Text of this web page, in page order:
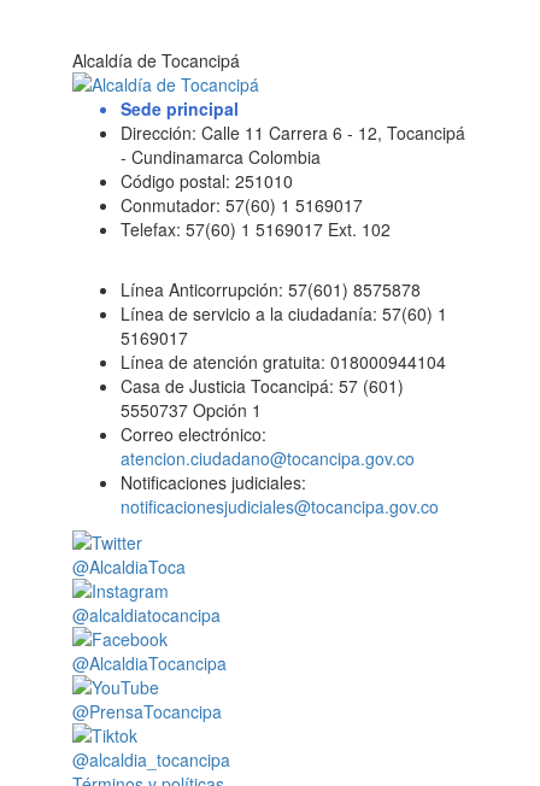
Alcaldía de Tocancipá
Sede principal
Dirección: Calle 11 Carrera 6 - 12, Tocancipá
- Cundinamarca Colombia
Código postal: 251010
Conmutador: 57(60) 1 5169017
Telefax: 57(60) 1 5169017 Ext. 102
Línea Anticorrupción: 57(601) 8575878
Línea de servicio a la ciudadanía: 57(60) 1
5169017
Línea de atención gratuita: 018000944104
Casa de Justicia Tocancipá: 57 (601)
5550737 Opción 1
Correo electrónico:
atencion.ciudadano@tocancipa.gov.co
Notificaciones judiciales:
notificacionesjudiciales@tocancipa.gov.co
@AlcaldiaToca
@alcaldiatocancipa
@AlcaldiaTocancipa
@PrensaTocancipa
@alcaldia_tocancipa